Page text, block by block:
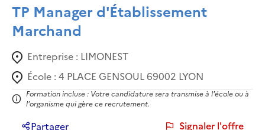
TP Manager d'Établissement
Marchand
Entreprise : LIMONEST
École : 4 PLACE GENSOUL 69002 LYON
Formation incluse : Votre candidature sera transmise à l'école ou à
l'organisme qui gère ce recrutement.
Partager Signaler l'offre